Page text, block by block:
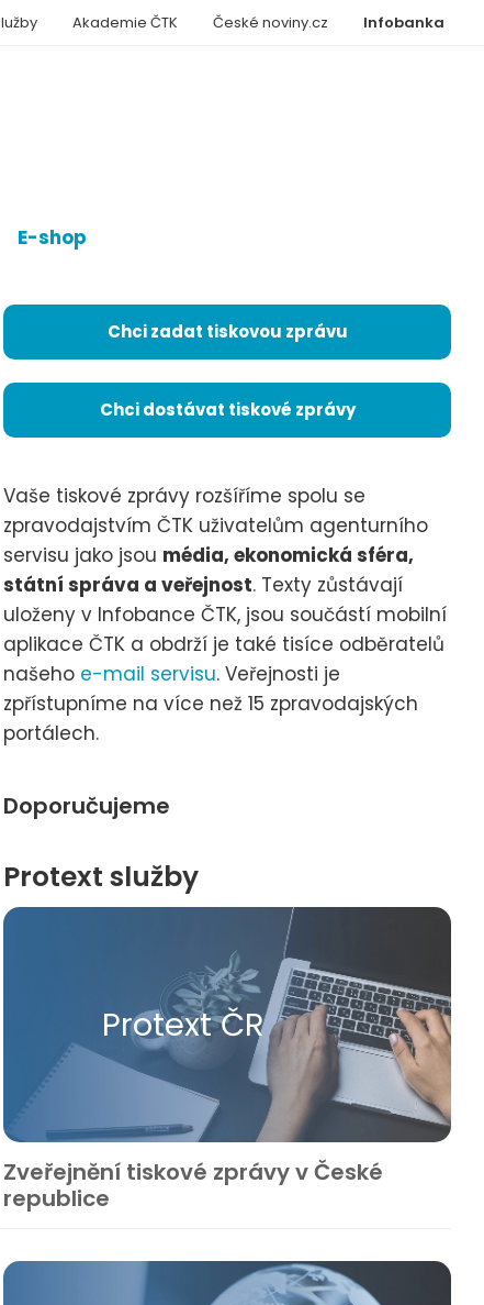
E-shop
Infobanka
Akademie ČTK České noviny.cz
Chci zadat tiskovou zprávu
Chci dostávat tiskové zprávy
Vaše tiskové zprávy rozšíříme spolu se
zpravodajstvím ČTK uživatelům agenturního
servisu jako jsou média, ekonomická sféra,
státní správa a veřejnost. Texty zůstávají
uloženy v Infobance ČTK, jsou součástí mobilní
aplikace ČTK a obdrží je také tisíce odběratelů
našeho e-mail servisu. Veřejnosti je
zpřístupníme na více než 15 zpravodajských
portálech.
Doporučujeme
Protext služby
Protext ČR
Zveřejnění tiskové zprávy v České
republice